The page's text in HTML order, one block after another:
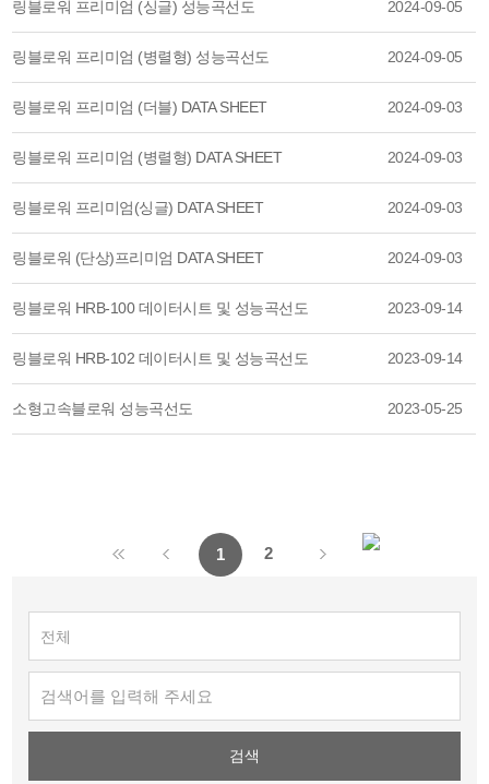
링블로워 프리미엄 (싱글) 성능곡선도 2024-09-05
링블로워 프리미엄 (병렬형) 성능곡선도 2024-09-05
링블로워 프리미엄 (더블) DATA SHEET 2024-09-03
링블로워 프리미엄 (병렬형) DATA SHEET 2024-09-03
링블로워 프리미엄(싱글) DATA SHEET 2024-09-03
링블로워 (단상)프리미엄 DATA SHEET 2024-09-03
링블로워 HRB-100 데이터시트 및 성능곡선도 2023-09-14
링블로워 HRB-102 데이터시트 및 성능곡선도 2023-09-14
소형고속블로워 성능곡선도 2023-05-25
1 2